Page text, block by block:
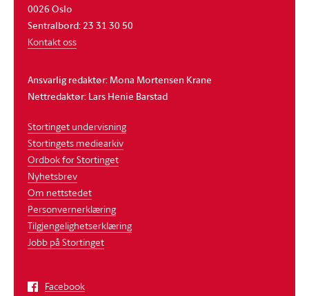
0026 Oslo
Sentralbord: 23 31 30 50
Kontakt oss
Ansvarlig redaktør: Mona Mortensen Krane
Nettredaktør: Lars Henie Barstad
Stortinget undervisning
Stortingets mediearkiv
Ordbok for Stortinget
Nyhetsbrev
Om nettstedet
Personvernerklæring
Tilgjengelighetserklæring
Jobb på Stortinget
Facebook